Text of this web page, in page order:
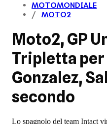
MOTOMONDIALE
MOTO2
Moto2, GP
Tripletta per
Gonzalez,
secondo
Lo spagnolo del team Intact